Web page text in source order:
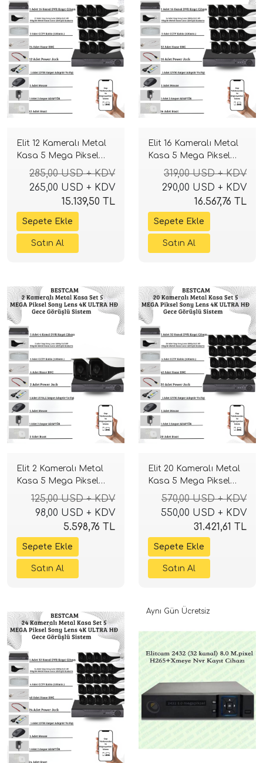
Elit 12 Kameralı Metal
Kasa 5 Mega Piksel
Sony Lensli 4K Ultra
HD Güvenlik Sistemi
285,00 USD + KDV
265,00 USD + KDV
15.139,50 TL
Elit 16 Kameralı Metal
Kasa 5 Mega Piksel
Sony Lensli 4K Ultra
HD Güvenlik Sistemi
319,00 USD + KDV
290,00 USD + KDV
16.567,76 TL
Elit 2 Kameralı Metal
Kasa 5 Mega Piksel
Sony Lensli 4K Ultra
HD Güvenlik Sistemi
125,00 USD + KDV
98,00 USD + KDV
5.598,76 TL
Elit 20 Kameralı Metal
Kasa 5 Mega Piksel
Sony Lensli 4K Ultra
HD Güvenlik Sistemi
570,00 USD + KDV
550,00 USD + KDV
31.421,61 TL
Aynı Gün Ücretsiz